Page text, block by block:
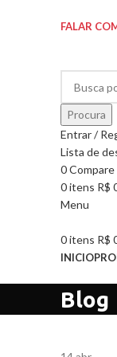
FALAR
Procura
Entrar /
Lista de
0Compare
0itens R$
Menu
0itens R$
INICIO
Blog